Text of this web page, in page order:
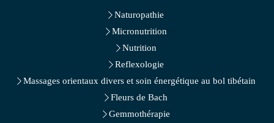
Naturopathie
Micronutrition
Nutrition
Reflexologie
Massages orientaux divers et soin énergétique au bol tibétain
Fleurs de Bach
Gemmothérapie